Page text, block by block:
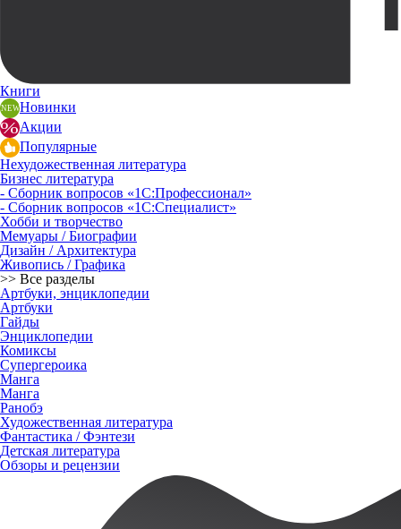
Книги
Новинки
Акции
Популярные
Нехудожественная литература
Бизнес литература
- Сборник вопросов «1С:Профессионал»
- Сборник вопросов «1С:Специалист»
Хобби и творчество
Мемуары / Биографии
Дизайн / Архитектура
Живопись / Графика
>> Все разделы
Артбуки, энциклопедии
Артбуки
Гайды
Энциклопедии
Комиксы
Супергероика
Манга
Манга
Ранобэ
Художественная литература
Фантастика / Фэнтези
Детская литература
Обзоры и рецензии